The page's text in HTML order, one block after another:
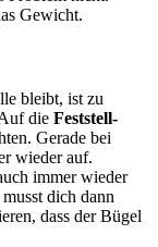
Gewicht.
bleibt, ist zu
die Feststell-
Gerade bei
wieder auf.
immer wieder
dich dann
dass der Bügel